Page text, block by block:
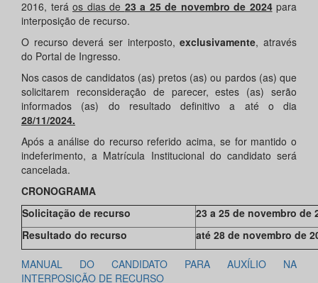
2016, terá os dias de 23 a 25 de novembro de 2024para
interposição de recurso.
O recurso deverá ser interposto,exclusivamente, através
do Portal de Ingresso.
Nos casos de candidatos (as) pretos (as) ou pardos (as) que
solicitarem reconsideração de parecer, estes (as) serão
informados (as) do resultado definitivo a até o dia
28/11/2024.
Após a análise do recurso referido acima, se for mantido o
indeferimento, a Matrícula Institucional do candidato será
cancelada.
CRONOGRAMA
Solicitação de recurso
23 a 25 de novembro de
Resultado do recurso
até 28 de novembro de
MANUAL DO CANDIDATO PARA AUXÍLIO NA
INTERPOSIÇÃO DE RECURSO